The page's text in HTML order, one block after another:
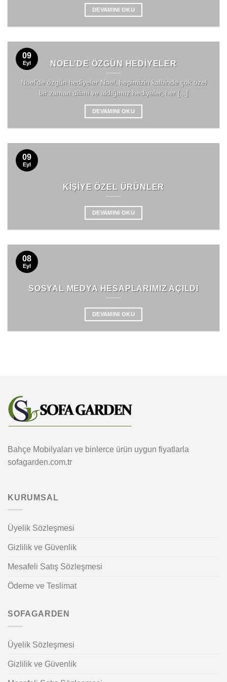
DEVAMINI OKU
NOEL’DE ÖZGÜN HEDIYELER
Noel’de özgün hediyeler Noel, hepimizin kalbinde çok özel
bir zaman dilimi ve aldığımız hediyeler, her [...]
DEVAMINI OKU
09
Eyl
KIŞIYE ÖZEL ÜRÜNLER
DEVAMINI OKU
09
Eyl
SOSYAL MEDYA HESAPLARIMIZ AÇILDI
DEVAMINI OKU
08
Eyl
Bahçe Mobilyaları ve binlerce ürün uygun fiyatlarla
sofagarden.com.tr
KURUMSAL
Üyelik Sözleşmesi
Gizlilik ve Güvenlik
Mesafeli Satış Sözleşmesi
Ödeme ve Teslimat
SOFAGARDEN
Üyelik Sözleşmesi
Gizlilik ve Güvenlik